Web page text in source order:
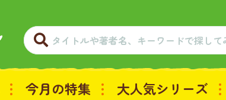
今月の特集 大人気シリーズ